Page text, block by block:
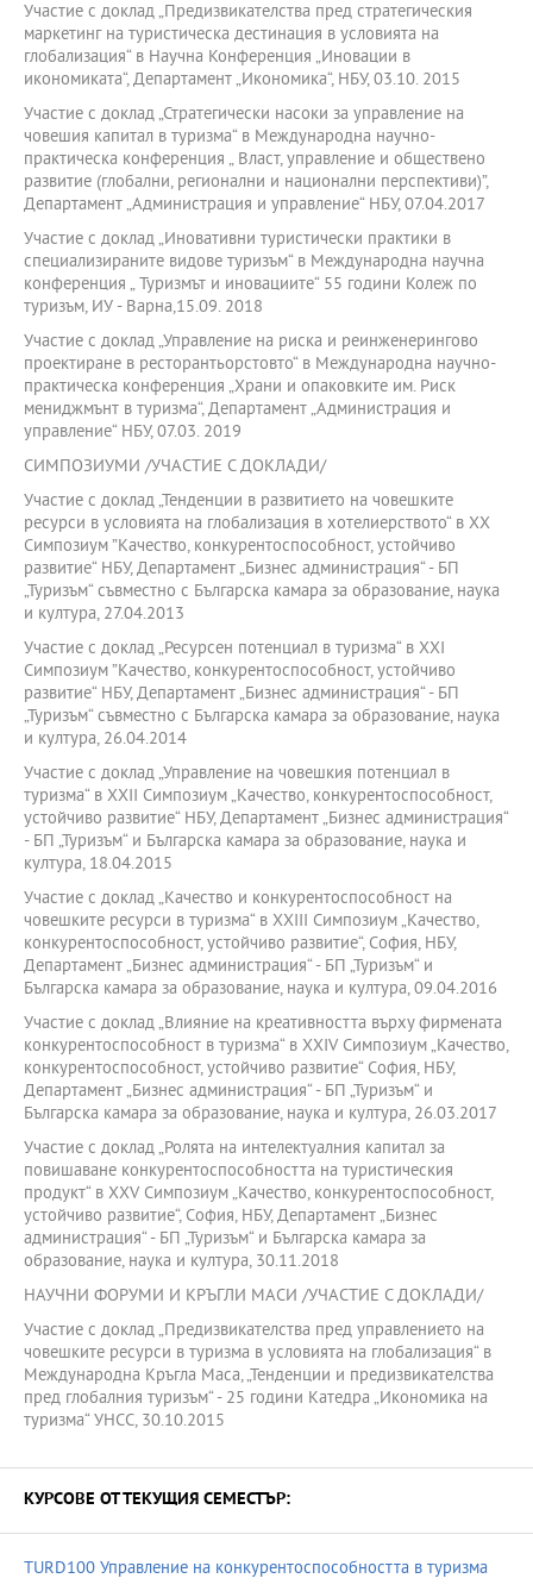
Участие с доклад „Предизвикателства пред стратегическия
маркетинг на туристическа дестинация в условията на
глобализация“ в Научна Конференция „Иновации в
икономиката“, Департамент „Икономика“, НБУ, 03.10. 2015
Участие с доклад „Стратегически насоки за управление на
човешия капитал в туризма“ в Международна научно-
практическа конференция „ Власт, управление и обществено
развитие (глобални, регионални и национални перспективи)”,
Департамент „Администрация и управление“ НБУ, 07.04.2017
Участие с доклад „Иновативни туристически практики в
специализираните видове туризъм“ в Международна научна
конференция „ Туризмът и иновациите“ 55 години Колеж по
туризъм, ИУ - Варна,15.09. 2018
Участие с доклад „Управление на риска и реинженерингово
проектиране в ресторантьорстовто“ в Международна научно-
практическа конференция „Храни и опаковките им. Риск
мениджмънт в туризма“, Департамент „Администрация и
управление“ НБУ, 07.03. 2019
СИМПОЗИУМИ /УЧАСТИЕ С ДОКЛАДИ/
Участие с доклад „Тенденции в развитието на човешките
ресурси в условията на глобализация в хотелиерството“ в XX
Симпозиум ”Качество, конкурентоспособност, устойчиво
развитие“ НБУ, Департамент „Бизнес администрация“ - БП
„Туризъм“ съвместно с Българска камара за образование, наука
и култура, 27.04.2013
Участие с доклад „Ресурсен потенциал в туризма“ в XXI
Симпозиум ”Качество, конкурентоспособност, устойчиво
развитие“ НБУ, Департамент „Бизнес администрация“ - БП
„Туризъм“ съвместно с Българска камара за образование, наука
и култура, 26.04.2014
Участие с доклад „Управление на човешкия потенциал в
туризма“ в XXII Симпозиум „Качество, конкурентоспособност,
устойчиво развитие“ НБУ, Департамент „Бизнес администрация“
- БП „Туризъм“ и Българска камара за образование, наука и
култура, 18.04.2015
Участие с доклад „Качество и конкурентоспособност на
човешките ресурси в туризма“ в XXIII Симпозиум „Качество,
конкурентоспособност, устойчиво развитие“, София, НБУ,
Департамент „Бизнес администрация“ - БП „Туризъм“ и
Българска камара за образование, наука и култура, 09.04.2016
Участие с доклад „Влияние на креативността върху фирмената
конкурентоспособност в туризма“ в XХIV Симпозиум „Качество,
конкурентоспособност, устойчиво развитие“ София, НБУ,
Департамент „Бизнес администрация“ - БП „Туризъм“ и
Българска камара за образование, наука и култура, 26.03.2017
Участие с доклад „Ролята на интелектуалния капитал за
повишаване конкурентоспособността на туристическия
продукт“ в XХV Симпозиум „Качество, конкурентоспособност,
устойчиво развитие“, София, НБУ, Департамент „Бизнес
администрация“ - БП „Туризъм“ и Българска камара за
образование, наука и култура, 30.11.2018
НАУЧНИ ФОРУМИ И КРЪГЛИ МАСИ /УЧАСТИЕ С ДОКЛАДИ/
Участие с доклад „Предизвикателства пред управлението на
човешките ресурси в туризма в условията на глобализация“ в
Международна Кръгла Маса, „Тенденции и предизвикателства
пред глобалния туризъм“ - 25 години Катедра „Икономика на
туризма“ УНСС, 30.10.2015
КУРСОВЕ ОТ ТЕКУЩИЯ СЕМЕСТЪР:
TURD100 Управление на конкурентоспособността в туризма